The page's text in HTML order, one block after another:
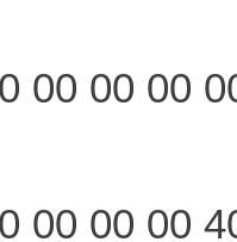
00 00 00
00 00 00